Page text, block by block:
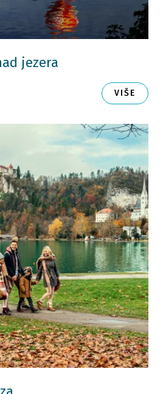
jezera
VIŠE